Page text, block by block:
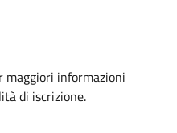
maggiori informazioni
di iscrizione.